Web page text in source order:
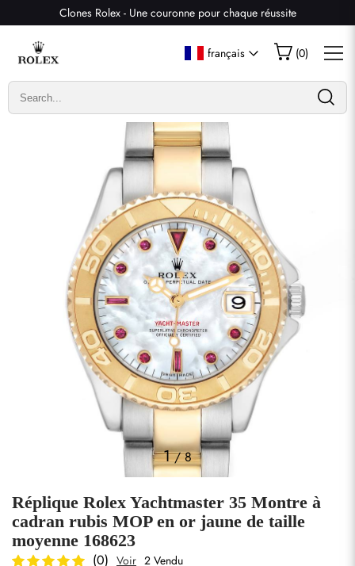
Clones Rolex - Une couronne pour chaque réussite
français (0)
1/8
Réplique Rolex Yachtmaster 35 Montre à
cadran rubis MOP en or jaune de taille
moyenne 168623
(0) Voir 2 Vendu
Écrire un commentaire
Seuls les clients ayant acheté cet article sont autorisés à
laisser un commentaire.
commentaires